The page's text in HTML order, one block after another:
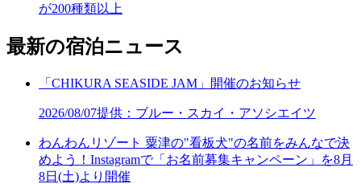
が200種類以上
最新の宿泊ニュース
「CHIKURA SEASIDE JAM」開催のお知らせ
2026/08/07提供：ブルー・スカイ・アソシエイツ
わんわんリゾート 粟津の"看板犬"の名前をみんなで決
めよう！Instagramで「お名前募集キャンペーン」を8月
8日(土)より開催